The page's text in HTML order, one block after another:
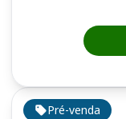
Pré-venda